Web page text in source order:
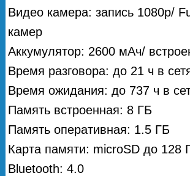
Видео камера: запись 1080p/
камер
Аккумулятор: 2600 мАч/
Время разговора: до 21 ч в
Время ожидания: до 737 ч в
Память встроенная: 8 ГБ
Память оперативная: 1.5 ГБ
Карта памяти: microSD до 128
Bluetooth: 4.0